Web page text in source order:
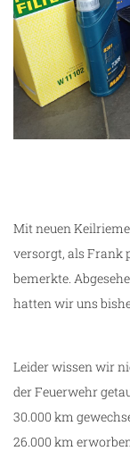
Mit neuen
versorgt, als Frank
bemerkte.
hatten wir uns
Leider wissen wir
der Feuerwehr
30.000 km
26.000 km